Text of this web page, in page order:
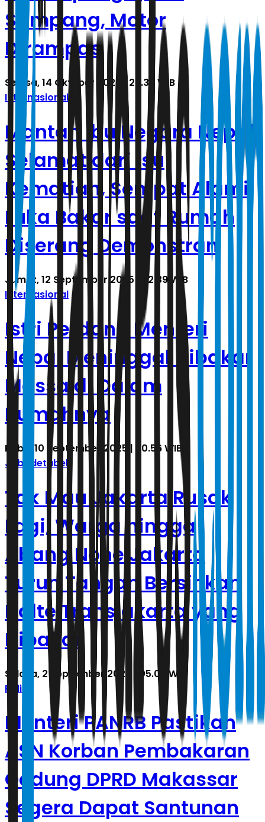
Sampang, Motor
Dirampas
Selasa, 14 Oktober 2025 | 23.39 WIB
Internasional
Mantan Ibu Negara Nepal
Selamat dari Isu
Kematian, Sempat Alami
Luka Bakar saat Rumah
Diserang Demonstran
Jumat, 12 September 2025 | 22.39 WIB
Internasional
Istri Perdana Menteri
Nepal Meninggal Dibakar
Massa di Dalam
Rumahnya
Rabu, 10 September 2025 | 20.56 WIB
Jabodetabek
Tak Mau Jakarta Rusak
Lagi, Warga hingga
Abang None Jakarta
Turun Tangan Bersihkan
Halte Transjakarta yang
Dibakar
Selasa, 2 September 2025 | 05.03 WIB
Politik
Menteri PANRB Pastikan
ASN Korban Pembakaran
Gedung DPRD Makassar
Segera Dapat Santunan